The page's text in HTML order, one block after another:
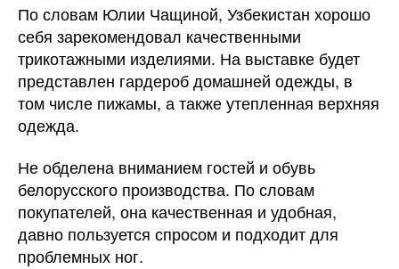
По словам Юлии Чащиной, Узбекистан хорошо
себя зарекомендовал качественными
трикотажными изделиями. На выставке будет
представлен гардероб домашней одежды, в
том числе пижамы, а также утепленная верхняя
одежда.
Не обделена вниманием гостей и обувь
белорусского производства. По словам
покупателей, она качественная и удобная,
давно пользуется спросом и подходит для
проблемных ног.